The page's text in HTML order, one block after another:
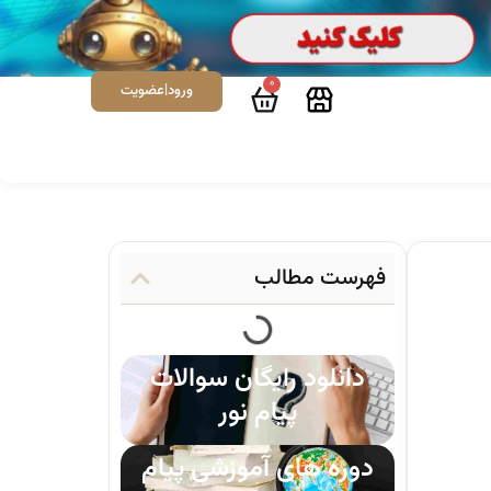
0 ورود|عضویت
فهرست مطالب
دانلود رایگان سوالات
پیام نور
دوره های آموزشی پیام